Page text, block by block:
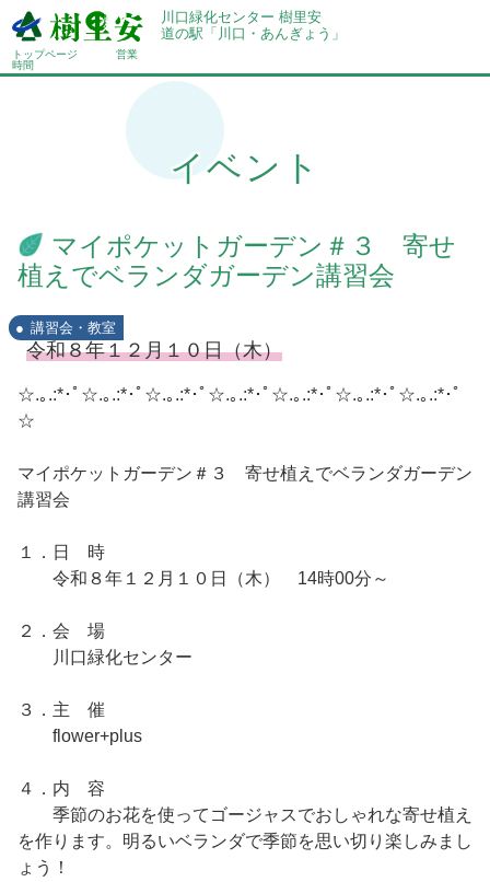
川口緑化センター 樹里安
道の駅「川口・あんぎょう」
トップページ
営業
時間
イベント
マイポケットガーデン＃３ 寄せ
植えでベランダガーデン講習会
講習会・教室
令和８年１２月１０日（木）
☆.｡.:*･ﾟ☆.｡.:*･ﾟ☆.｡.:*･ﾟ☆.｡.:*･ﾟ☆.｡.:*･ﾟ☆.｡.:*･ﾟ☆.｡.:*･ﾟ
☆
マイポケットガーデン＃３ 寄せ植えでベランダガーデン
講習会
１．日 時
令和８年１２月１０日（木） 14時00分～
２．会 場
川口緑化センター
３．主 催
flower+plus
４．内 容
季節のお花を使ってゴージャスでおしゃれな寄せ植え
を作ります。明るいベランダで季節を思い切り楽しみまし
ょう！